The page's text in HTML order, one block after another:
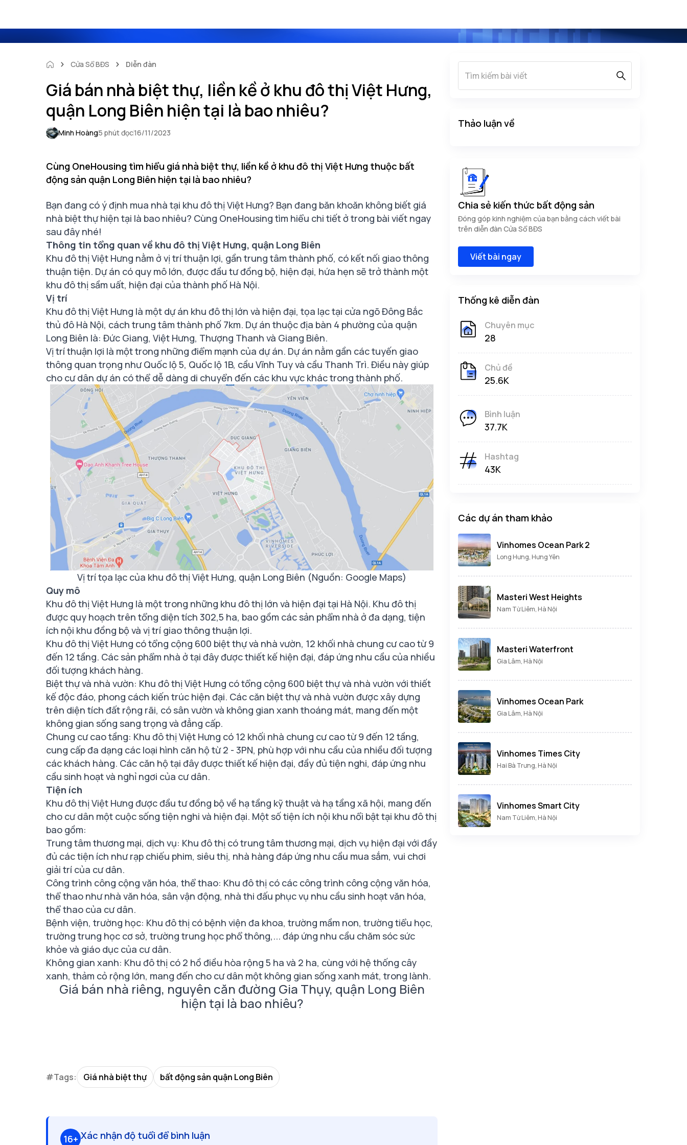
Cửa Sổ BĐS Diễn đàn
Giá bán nhà biệt thự, liền kề ở khu đô thị Việt Hưng,
quận Long Biên hiện tại là bao nhiêu?
Minh Hoàng5 phút đọc16/11/2023
Cùng OneHousing tìm hiểu giá nhà biệt thự, liền kề ở khu đô thị Việt Hưng thuộc bất
động sản quận Long Biên hiện tại là bao nhiêu?
Bạn đang có ý định mua nhà tại khu đô thị Việt Hưng? Bạn đang băn khoăn không biết giá
nhà biệt thựhiện tại là bao nhiêu? Cùng OneHousing tìm hiểu chi tiết ở trong bài viết ngay
sau đây nhé!
Thông tin tổng quan về khu đô thị Việt Hưng, quận Long Biên
Khu đô thị Việt Hưng nằm ở vị trí thuận lợi, gần trung tâm thành phố, có kết nối giao thông
thuận tiện. Dự án có quy mô lớn, được đầu tư đồng bộ, hiện đại, hứa hẹn sẽ trở thành một
khu đô thị sầm uất, hiện đại của thành phố Hà Nội.
Vị trí
Khu đô thị Việt Hưng là một dự án khu đô thị lớn và hiện đại, tọa lạc tại cửa ngõ Đông Bắc
thủ đô Hà Nội, cách trung tâm thành phố 7km. Dự án thuộc địa bàn 4 phường của quận
Long Biên là: Đức Giang, Việt Hưng, Thượng Thanh và Giang Biên.
Vị trí thuận lợi là một trong những điểm mạnh của dự án. Dự án nằm gần các tuyến giao
thông quan trọng như Quốc lộ 5, Quốc lộ 1B, cầu Vĩnh Tuy và cầu Thanh Trì. Điều này giúp
cho cư dân dự án có thể dễ dàng di chuyển đến các khu vực khác trong thành phố.
Vị trí tọa lạc của khu đô thị Việt Hưng, quận Long Biên (Nguồn: Google Maps)
Quy mô
Khu đô thị Việt Hưng là một trong những khu đô thị lớn và hiện đại tại Hà Nội. Khu đô thị
được quy hoạch trên tổng diện tích 302,5 ha, bao gồm các sản phẩm nhà ở đa dạng, tiện
ích nội khu đồng bộ và vị trí giao thông thuận lợi.
Khu đô thị Việt Hưng có tổng cộng 600 biệt thự và nhà vườn, 12 khối nhà chung cư cao từ 9
đến 12 tầng. Các sản phẩm nhà ở tại đây được thiết kế hiện đại, đáp ứng nhu cầu của nhiều
đối tượng khách hàng.
Biệt thự và nhà vườn: Khu đô thị Việt Hưng có tổng cộng 600 biệt thự và nhà vườn với thiết
kế độc đáo, phong cách kiến trúc hiện đại. Các căn biệt thự và nhà vườn được xây dựng
trên diện tích đất rộng rãi, có sân vườn và không gian xanh thoáng mát, mang đến một
không gian sống sang trọng và đẳng cấp.
Chung cư cao tầng: Khu đô thị Việt Hưng có 12 khối nhà chung cư cao từ 9 đến 12 tầng,
cung cấp đa dạng các loại hình căn hộ từ 2 - 3PN, phù hợp với nhu cầu của nhiều đối tượng
các khách hàng. Các căn hộ tại đây được thiết kế hiện đại, đầy đủ tiện nghi, đáp ứng nhu
cầu sinh hoạt và nghỉ ngơi của cư dân.
Tiện ích
Khu đô thị Việt Hưng được đầu tư đồng bộ về hạ tầng kỹ thuật và hạ tầng xã hội, mang đến
cho cư dân một cuộc sống tiện nghi và hiện đại. Một số tiện ích nội khu nổi bật tại khu đô thị
bao gồm:
Trung tâm thương mại, dịch vụ: Khu đô thị có trung tâm thương mại, dịch vụ hiện đại với đầy
đủ các tiện ích như rạp chiếu phim, siêu thị, nhà hàng đáp ứng nhu cầu mua sắm, vui chơi
giải trí của cư dân.
Công trình công cộng văn hóa, thể thao: Khu đô thị có các công trình công cộng văn hóa,
thể thao như nhà văn hóa, sân vận động, nhà thi đấu phục vụ nhu cầu sinh hoạt văn hóa,
thể thao của cư dân.
Bệnh viện, trường học: Khu đô thị có bệnh viện đa khoa, trường mầm non, trường tiểu học,
trường trung học cơ sở, trường trung học phổ thông,... đáp ứng nhu cầu chăm sóc sức
khỏe và giáo dục của cư dân.
Không gian xanh: Khu đô thị có 2 hồ điều hòa rộng 5 ha và 2 ha, cùng với hệ thống cây
xanh, thảm cỏ rộng lớn, mang đến cho cư dân một không gian sống xanh mát, trong lành.
Giá bán nhà riêng, nguyên căn đường Gia Thụy, quận Long Biên
hiện tại là bao nhiêu?
#Tags: Giá nhà biệt thự bất động sản quận Long Biên
16+ Xác nhận độ tuổi để bình luận
Thảo luận về
Chia sẻ kiến thức bất động sản
Đóng góp kinh nghiệm của bạn bằng cách viết bài
trên diễn đàn Cửa Sổ BĐS
Viết bài ngay
Thống kê diễn đàn
Chuyên mục
28
Chủ đề
25.6K
Bình luận
37.7K
Hashtag
43K
Các dự án tham khảo
Vinhomes Ocean Park 2
Long Hưng, Hưng Yên
Masteri West Heights
Nam Từ Liêm, Hà Nội
Masteri Waterfront
Gia Lâm, Hà Nội
Vinhomes Ocean Park
Gia Lâm, Hà Nội
Vinhomes Times City
Hai Bà Trưng, Hà Nội
Vinhomes Smart City
Nam Từ Liêm, Hà Nội